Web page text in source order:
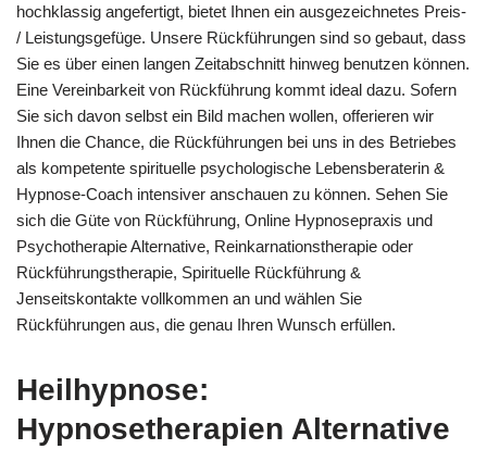
hochklassig angefertigt, bietet Ihnen ein ausgezeichnetes Preis-
/ Leistungsgefüge. Unsere Rückführungen sind so gebaut, dass
Sie es über einen langen Zeitabschnitt hinweg benutzen können.
Eine Vereinbarkeit von Rückführung kommt ideal dazu. Sofern
Sie sich davon selbst ein Bild machen wollen, offerieren wir
Ihnen die Chance, die Rückführungen bei uns in des Betriebes
als kompetente spirituelle psychologische Lebensberaterin &
Hypnose-Coach intensiver anschauen zu können. Sehen Sie
sich die Güte von Rückführung, Online Hypnosepraxis und
Psychotherapie Alternative, Reinkarnationstherapie oder
Rückführungstherapie, Spirituelle Rückführung &
Jenseitskontakte vollkommen an und wählen Sie
Rückführungen aus, die genau Ihren Wunsch erfüllen.
Heilhypnose:
Hypnosetherapien Alternative